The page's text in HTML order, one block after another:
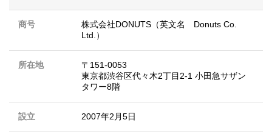
商号
株式会社DONUTS（英文名 Donuts Co.
Ltd.）
所在地
〒151-0053
東京都渋谷区代々木2丁目2-1 小田急サザン
タワー8階
設立 2007年2月5日